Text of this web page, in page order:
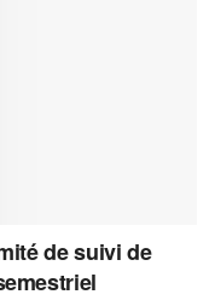
de suivi de